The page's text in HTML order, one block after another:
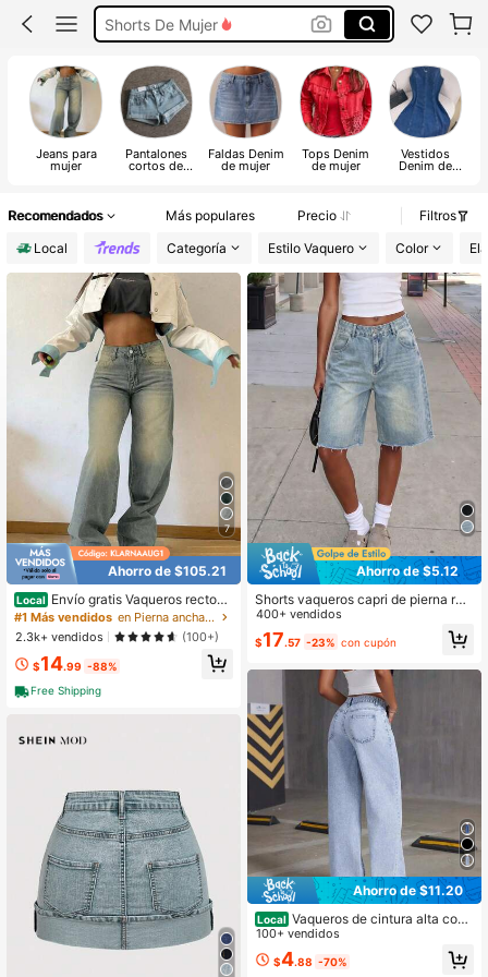
Shorts De Mujer
Pantalones Jeans De Mujer
Pantalones De Mujer
Jeans para
mujer
Pantalones
cortos de
Faldas Denim
de mujer
Tops Denim
de mujer
Vestidos
Denim de
Recomendados Más populares Precio
Filtros
Local
Categoría Estilo Vaquero Color
7
Ahorro de $105.21
Local Envío gratis Vaqueros rectos s
ueltos apilados vintage para mujer
Casual Primavera
#1 Más vendidos
en Pierna ancha Pantalones vaqueros
2.3k+ vendidos
(100+)
$14.99 -88%
Free Shipping
Ahorro de $5.12
Shorts vaqueros capri de pierna rec
ta casual para mujer, versátil para v
erano, estilo vacaciones
400+ vendidos
$17.57 -23% con cupón
Ahorro de $11.20
Local Vaqueros de cintura alta con
un solo desgarro y pierna ancha par
a mujer, pantalones de mezclilla de
lavado claro holgados y largos hast
100+ vendidos
$4.88 -70%